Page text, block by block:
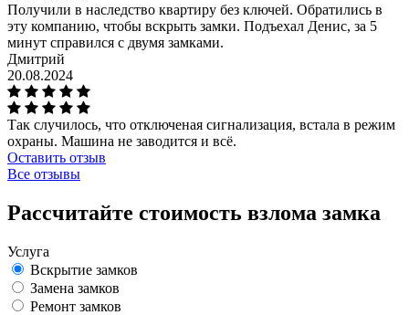
Получили в наследство квартиру без ключей. Обратились в
эту компанию, чтобы вскрыть замки. Подъехал Денис, за 5
минут справился с двумя замками.
Дмитрий
20.08.2024
Так случилось, что отключеная сигнализация, встала в режим
охраны. Машина не заводится и всё.
Оставить отзыв
Все отзывы
Рассчитайте стоимость взлома замка
Услуга
Вскрытие замков
Замена замков
Ремонт замков